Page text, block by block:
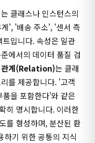
클래스나 인스턴스의
', '배송 주소', '센서 측
입니다. 속성은 일관
에서의 데이터 품질 검
관계(Relation)는 클래
를 제공합니다. '고객
을 포함한다'와 같은
히 명시합니다. 이러한
를 형성하며, 분산된 환
하기 위한 공통의 지식